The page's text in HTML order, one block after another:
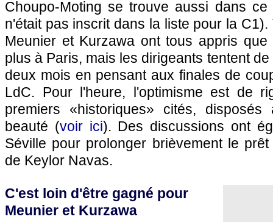
Choupo-Moting se trouve aussi dans ce
n'était pas inscrit dans la liste pour la
Meunier et Kurzawa ont tous appris
plus à Paris, mais les dirigeants tentent
deux mois en pensant aux finales de
LdC. Pour l'heure, l'optimisme est de
premiers «historiques» cités,
beauté (voir ici). Des discussions ont
Séville pour prolonger brièvement le
de Keylor Navas.
C'est loin d'être gagné pour
Meunier et Kurzawa